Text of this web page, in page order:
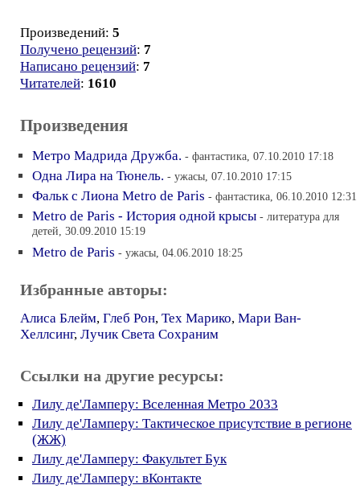
Произведений: 5
Получено рецензий: 7
Написано рецензий: 7
Читателей: 1610
Произведения
Метро Мадрида Дружба. - фантастика, 07.10.2010 17:18
Одна Лира на Тюнель. - ужасы, 07.10.2010 17:15
Фальк с Лиона Metro de Paris - фантастика, 06.10.2010 12:31
Metro de Paris - История одной крысы - литература для
детей, 30.09.2010 15:19
Metro de Paris - ужасы, 04.06.2010 18:25
Избранные авторы:
Алиса Блейм, Глеб Рон, Тех Марико, Мари Ван-
Хеллсинг, Лучик Света Сохраним
Ссылки на другие ресурсы:
Лилу де'Ламперу: Вселенная Метро 2033
Лилу де'Ламперу: Тактическое присутствие в регионе
(ЖЖ)
Лилу де'Ламперу: Факультет Бук
Лилу де'Ламперу: вКонтакте